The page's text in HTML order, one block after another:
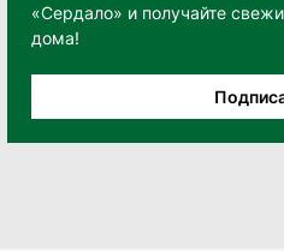
«Сердало» и получайте
дома!